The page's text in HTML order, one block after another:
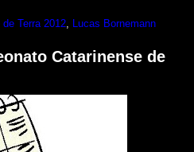
Terra 2012, Lucas Bornemann
Catarinense de